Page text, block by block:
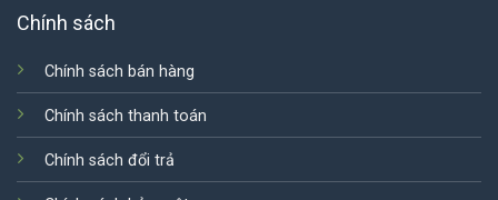
Chính sách
Chính sách bán hàng
Chính sách thanh toán
Chính sách đổi trả